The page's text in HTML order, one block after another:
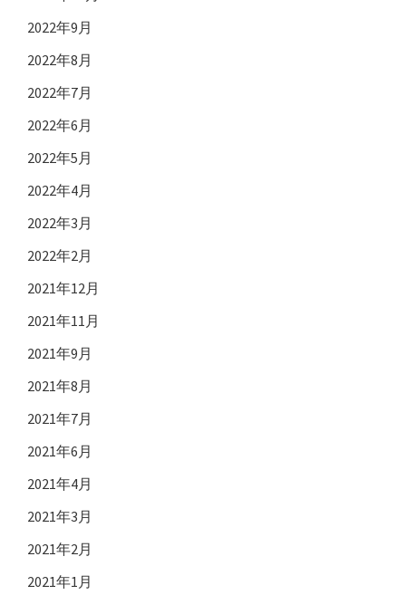
2022年9月
2022年8月
2022年7月
2022年6月
2022年5月
2022年4月
2022年3月
2022年2月
2021年12月
2021年11月
2021年9月
2021年8月
2021年7月
2021年6月
2021年4月
2021年3月
2021年2月
2021年1月